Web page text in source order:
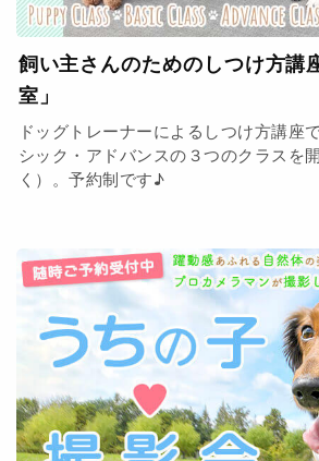
飼い主さんのためのしつけ方講
室」
ドッグトレーナーによるしつけ方講座
シック・アドバンスの３つのクラスを
く）。予約制です♪